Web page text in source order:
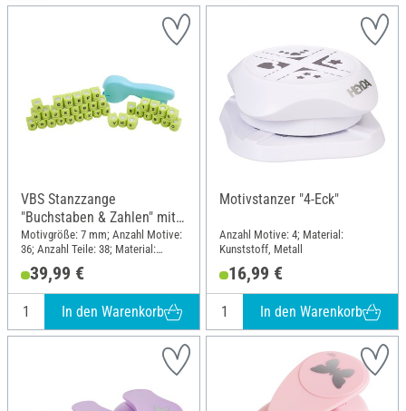
VBS Stanzzange
"Buchstaben & Zahlen" mit
36 Motivlochern
Motivgröße: 7 mm; Anzahl Motive:
36; Anzahl Teile: 38; Material:
Kunststoff, Metall
39,99 €
In den Warenkorb
Motivstanzer "4-Eck"
Anzahl Motive: 4; Material:
Kunststoff, Metall
16,99 €
In den Warenkorb